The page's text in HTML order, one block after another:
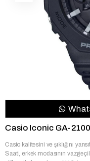
Casio Iconic GA-
Casio kalitesini ve şıklığını
Saati, erkek modasının